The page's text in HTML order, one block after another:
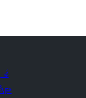
န်
း